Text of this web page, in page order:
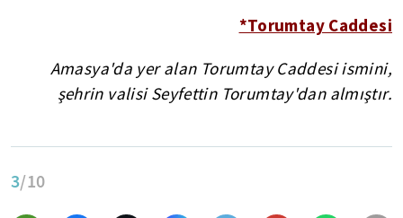
*Torumtay Caddesi
Amasya'da yer alan Torumtay Caddesi ismini,
şehrin valisi Seyfettin Torumtay'dan almıştır.
3/10